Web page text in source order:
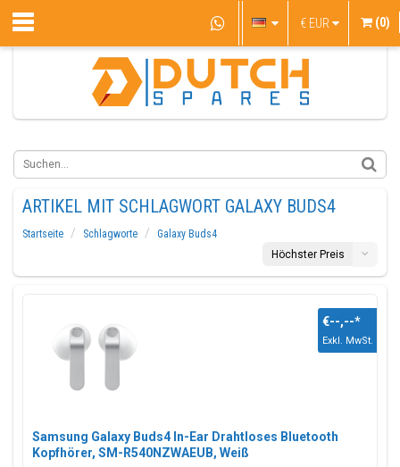
€ EUR (0)
ARTIKEL MIT SCHLAGWORT GALAXY BUDS4
Startseite Schlagworte
Galaxy Buds4
Höchster Preis
Samsung Galaxy Buds4 In-Ear Drahtloses Bluetooth
Kopfhörer, SM-R540NZWAEUB, Weiß
€--,--*
Exkl. MwSt.